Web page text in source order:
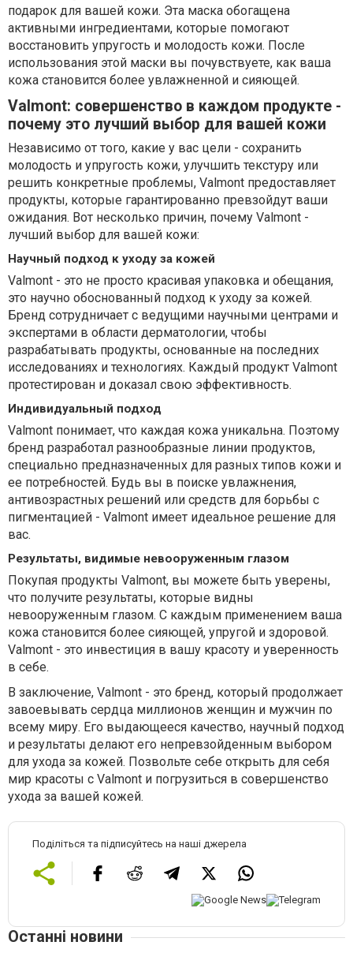
подарок для вашей кожи. Эта маска обогащена
активными ингредиентами, которые помогают
восстановить упругость и молодость кожи. После
использования этой маски вы почувствуете, как ваша
кожа становится более увлажненной и сияющей.
Valmont: совершенство в каждом продукте -
почему это лучший выбор для вашей кожи
Независимо от того, какие у вас цели - сохранить
молодость и упругость кожи, улучшить текстуру или
решить конкретные проблемы, Valmont предоставляет
продукты, которые гарантированно превзойдут ваши
ожидания. Вот несколько причин, почему Valmont -
лучший выбор для вашей кожи:
Научный подход к уходу за кожей
Valmont - это не просто красивая упаковка и обещания,
это научно обоснованный подход к уходу за кожей.
Бренд сотрудничает с ведущими научными центрами и
экспертами в области дерматологии, чтобы
разрабатывать продукты, основанные на последних
исследованиях и технологиях. Каждый продукт Valmont
протестирован и доказал свою эффективность.
Индивидуальный подход
Valmont понимает, что каждая кожа уникальна. Поэтому
бренд разработал разнообразные линии продуктов,
специально предназначенных для разных типов кожи и
ее потребностей. Будь вы в поиске увлажнения,
антивозрастных решений или средств для борьбы с
пигментацией - Valmont имеет идеальное решение для
вас.
Результаты, видимые невооруженным глазом
Покупая продукты Valmont, вы можете быть уверены,
что получите результаты, которые видны
невооруженным глазом. С каждым применением ваша
кожа становится более сияющей, упругой и здоровой.
Valmont - это инвестиция в вашу красоту и уверенность
в себе.
В заключение, Valmont - это бренд, который продолжает
завоевывать сердца миллионов женщин и мужчин по
всему миру. Его выдающееся качество, научный подход
и результаты делают его непревзойденным выбором
для ухода за кожей. Позвольте себе открыть для себя
мир красоты с Valmont и погрузиться в совершенство
ухода за вашей кожей.
Поділіться та підписуйтесь на наші джерела
Останні новини